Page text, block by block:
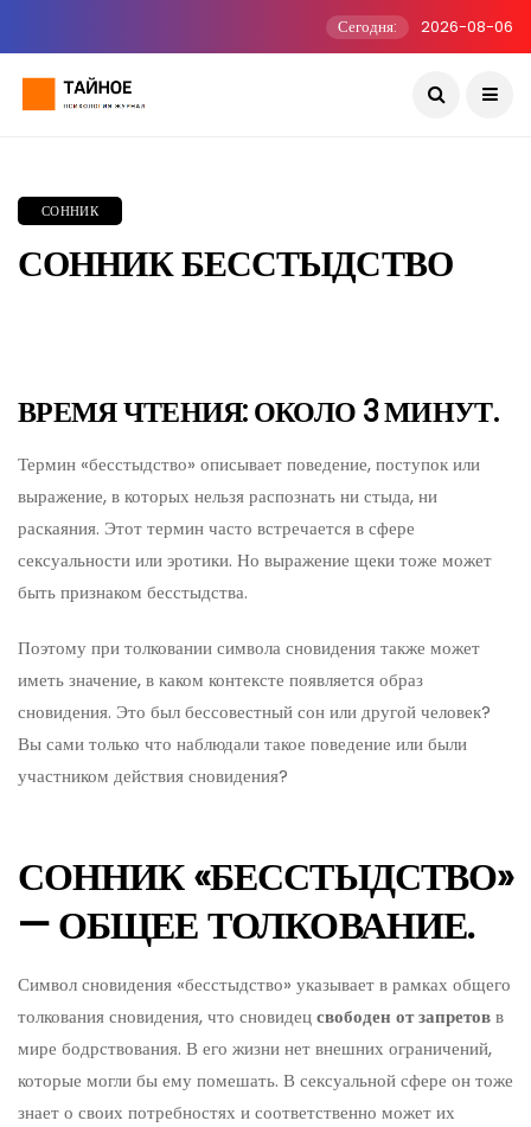
Сегодня: 2026-08-06
СОННИК
СОННИК БЕССТЫДСТВО
ВРЕМЯ ЧТЕНИЯ: ОКОЛО 3 МИНУТ.
Термин «бесстыдство» описывает поведение, поступок или
выражение, в которых нельзя распознать ни стыда, ни
раскаяния. Этот термин часто встречается в сфере
сексуальности или эротики. Но выражение щеки тоже может
быть признаком бесстыдства.
Поэтому при толковании символа сновидения также может
иметь значение, в каком контексте появляется образ
сновидения. Это был бессовестный сон или другой человек?
Вы сами только что наблюдали такое поведение или были
участником действия сновидения?
СОННИК «БЕССТЫДСТВО»
— ОБЩЕЕ ТОЛКОВАНИЕ.
Символ сновидения «бесстыдство» указывает в рамках общего
толкования сновидения, что сновидецсвободен от запретовв
мире бодрствования. В его жизни нет внешних ограничений,
которые могли бы ему помешать. В сексуальной сфере он тоже
знает о своих потребностях и соответственно может их